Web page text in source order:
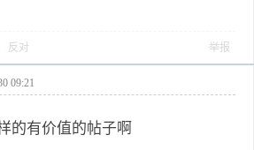
反对 举报
09:21
的有价值的帖子啊